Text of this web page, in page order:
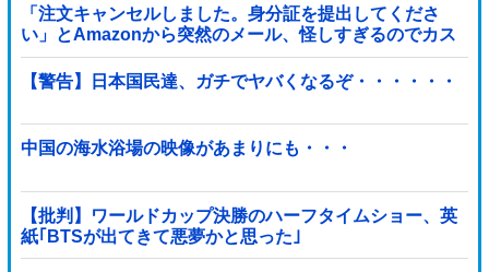
「注文キャンセルしました。身分証を提出してくださ
い」とAmazonから突然のメール、怪しすぎるのでカス
タマーに確認したら……
【警告】日本国民達、ガチでヤバくなるぞ・・・・・・
中国の海水浴場の映像があまりにも・・・
【批判】ワールドカップ決勝のハーフタイムショー、英
紙｢BTSが出てきて悪夢かと思った｣